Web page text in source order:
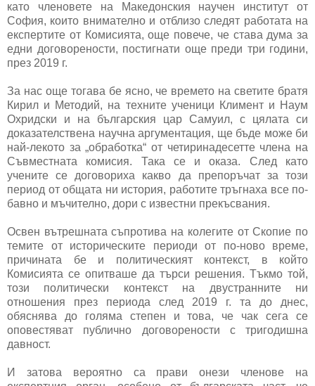
като членовете на Македонския научен институт от
София, които внимателно и отблизо следят работата на
експертите от Комисията, още повече, че става дума за
едни договорености, постигнати още преди три години,
през 2019 г.
За нас още тогава бе ясно, че времето на светите братя
Кирил и Методий, на техните ученици Климент и Наум
Охридски и на българския цар Самуил, с цялата си
доказателствена научна аргументация, ще бъде може би
най-лекото за „обработка“ от четиринадесетте члена на
Съвместната комисия. Така се и оказа. След като
учените се договориха какво да препоръчат за този
период от общата ни история, работите тръгнаха все по-
бавно и мъчително, дори с известни прекъсвания.
Освен вътрешната съпротива на колегите от Скопие по
темите от историческите периоди от по-ново време,
причината бе и политическият контекст, в който
Комисията се опитваше да търси решения. Тъкмо той,
този политически контекст на двустранните ни
отношения през периода след 2019 г. та до днес,
обяснява до голяма степен и това, че чак сега се
оповестяват публично договорености с тригодишна
давност.
И затова вероятно са прави онези членове на